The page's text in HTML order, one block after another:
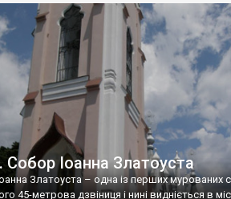
Собор Іоанна Златоуста
Златоуста – одна із перших мурованих
45-метрова дзвіниця і нині видніється в